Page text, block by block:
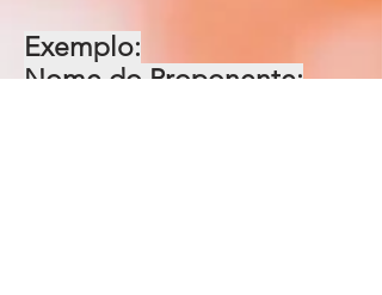
Exemplo:
Nome do Proponente: